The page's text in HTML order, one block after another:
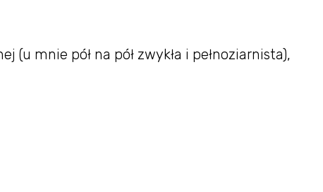
(u mnie pół na pół zwykła i pełnoziarnista),